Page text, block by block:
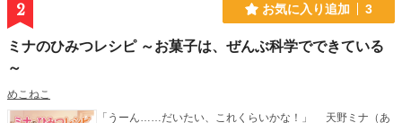
を取り戻そう～ ---------------------------------------------------------
g/e/a041a18873d888d51fe535a69874aa55 ----------------------
2 お気に入り追加 3
ミナのひみつレシピ ～お菓子は、ぜんぶ科学でできている
～
めこねこ
「うーん……だいたい、これくらいかな！」 天野ミナ（あ